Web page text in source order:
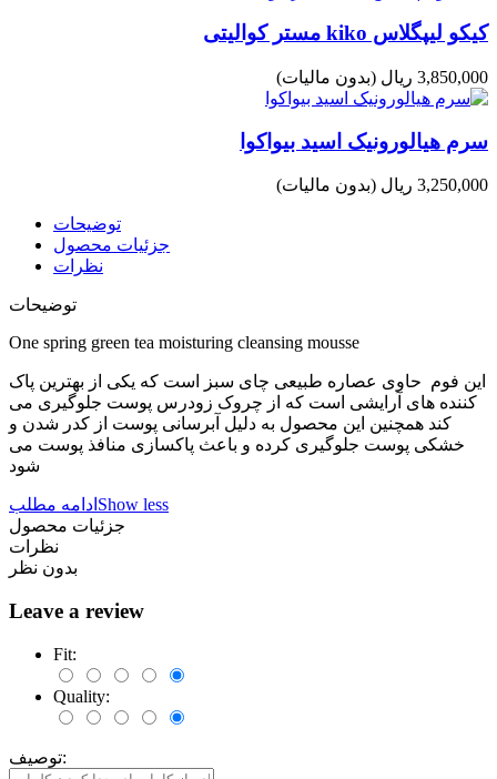
کیکو لیپگلاس kiko مستر کوالیتی
3,850,000 ریال (بدون مالیات)
سرم هیالورونیک اسید بیواکوا
3,250,000 ریال (بدون مالیات)
توضیحات
جزئیات محصول
نظرات
توضیحات
One spring green tea moisturing cleansing mousse
این فوم حاوی عصاره طبیعی چای سبز است که یکی از بهترین پاک
کننده های آرایشی است که از چروک زودرس پوست جلوگیری می
کند همچنین این محصول به دلیل آبرسانی پوست از کدر شدن و
خشکی پوست جلوگیری کرده و باعث پاکسازی منافذ پوست می
شود
ادامه مطلب Show less
جزئیات محصول
نظرات
بدون نظر
Leave a review
Fit:
Quality:
توصیف: